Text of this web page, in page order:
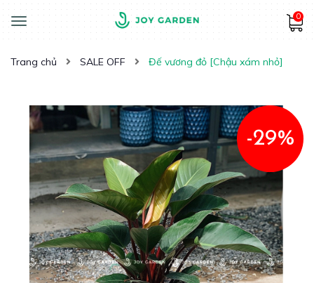
Toggle
navigation
0
Trang chủ SALE OFF Đế vương đỏ [Chậu xám nhỏ]
-29%